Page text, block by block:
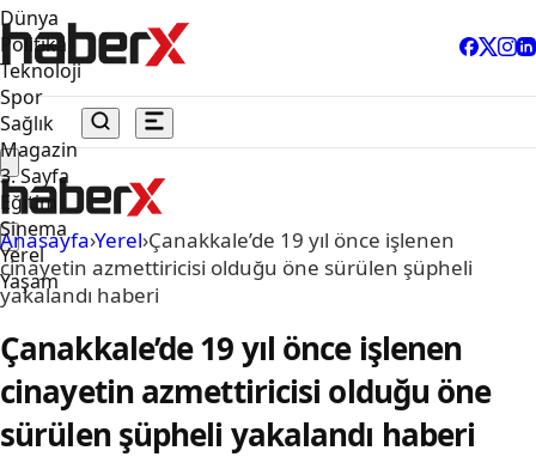
Dünya
Politika
Teknoloji
Spor
Sağlık
Magazin
3. Sayfa
Eğitim
Sinema
Yerel
Yaşam
Anasayfa›Yerel›Çanakkale’de 19 yıl önce işlenen
cinayetin azmettiricisi olduğu öne sürülen şüpheli
yakalandı haberi
Çanakkale’de 19 yıl önce işlenen
cinayetin azmettiricisi olduğu öne
sürülen şüpheli yakalandı haberi